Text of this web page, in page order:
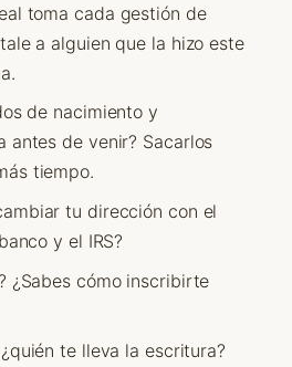
toma cada gestión de
a alguien que la hizo este
de nacimiento y
antes de venir? Sacarlos
tiempo.
tu dirección con el
y el IRS?
¿Sabes cómo inscribirte
te lleva la escritura?